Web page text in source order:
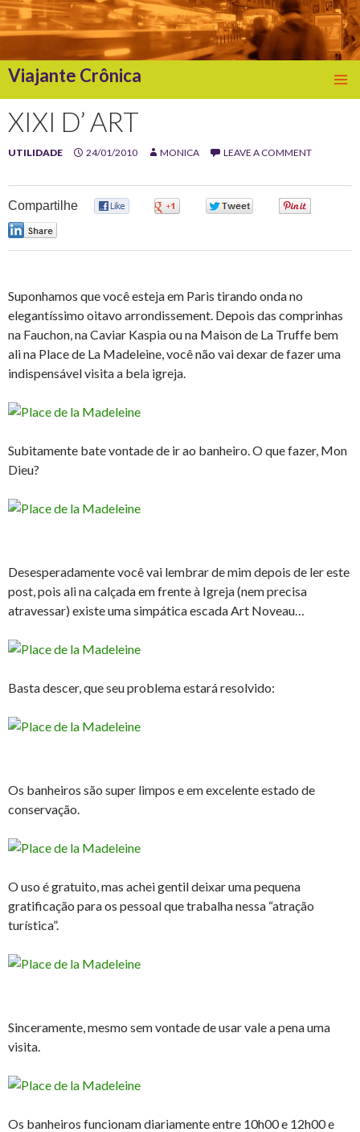
Viajante Crônica
TO
CONTENT
XIXI D’ ART
UTILIDADE 24/01/2010 MONICA LEAVE A COMMENT
Compartilhe
Suponhamos que você esteja em Paris tirando onda no
elegantíssimo oitavo arrondissement. Depois das comprinhas
na Fauchon, na Caviar Kaspia ou na Maison de La Truffe bem
ali na Place de La Madeleine, você não vai dexar de fazer uma
indispensável visita a bela igreja.
Subitamente bate vontade de ir ao banheiro. O que fazer, Mon
Dieu?
Desesperadamente você vai lembrar de mim depois de ler este
post, pois ali na calçada em frente à Igreja (nem precisa
atravessar) existe uma simpática escada Art Noveau…
Basta descer, que seu problema estará resolvido:
Os banheiros são super limpos e em excelente estado de
conservação.
O uso é gratuito, mas achei gentil deixar uma pequena
gratificação para os pessoal que trabalha nessa “atração
turística”.
Sinceramente, mesmo sem vontade de usar vale a pena uma
visita.
Os banheiros funcionam diariamente entre 10h00 e 12h00 e